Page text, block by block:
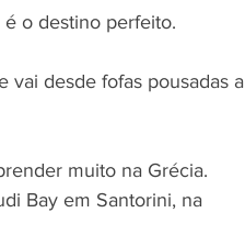
o destino perfeito.
vai desde fofas pousadas a
muito na Grécia.
Bay em Santorini, na